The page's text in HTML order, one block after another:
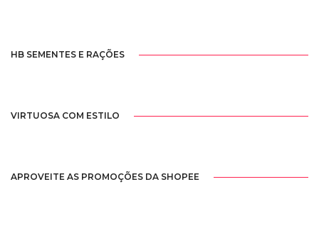
HB SEMENTES E RAÇÕES
VIRTUOSA COM ESTILO
APROVEITE AS PROMOÇÕES DA SHOPEE